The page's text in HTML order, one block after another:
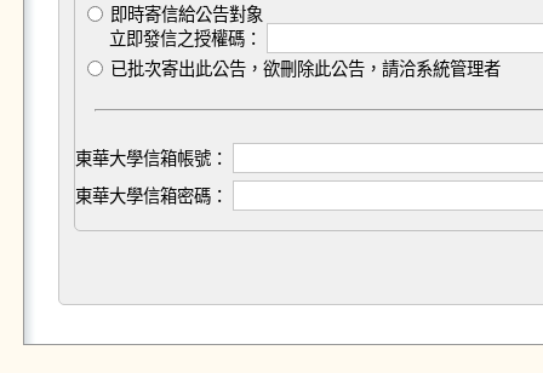
即時寄信給公告對象
立即發信之授權碼：
已批次寄出此公告，欲刪除此公告，請洽系統管理者
東華大學信箱帳號：
東華大學信箱密碼：